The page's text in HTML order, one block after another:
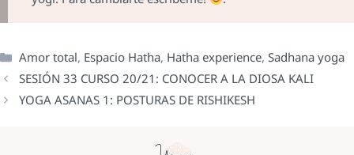
Amor total, Espacio Hatha, Hatha experience, Sadhana yoga
SESIÓN 33 CURSO 20/21: CONOCER A LA DIOSA KALI
YOGA ASANAS 1: POSTURAS DE RISHIKESH